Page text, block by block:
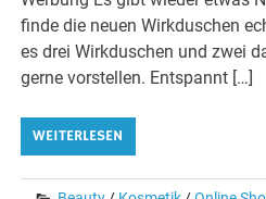
finde die neuen Wirkduschen
es drei Wirkduschen und zwei
gerne vorstellen. Entspannt […]
WEITERLESEN